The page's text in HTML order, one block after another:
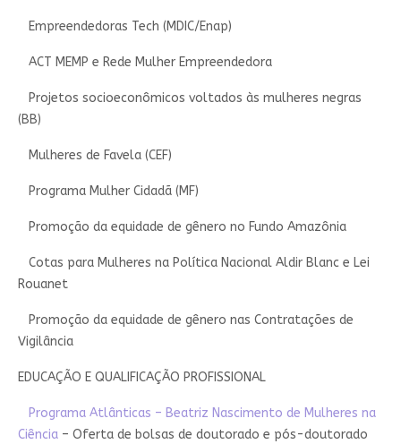
Empreendedoras Tech (MDIC/Enap)
ACT MEMP e Rede Mulher Empreendedora
Projetos socioeconômicos voltados às mulheres negras
(BB)
Mulheres de Favela (CEF)
Programa Mulher Cidadã (MF)
Promoção da equidade de gênero no Fundo Amazônia
Cotas para Mulheres na Política Nacional Aldir Blanc e Lei
Rouanet
Promoção da equidade de gênero nas Contratações de
Vigilância
EDUCAÇÃO E QUALIFICAÇÃO PROFISSIONAL
Programa Atlânticas – Beatriz Nascimento de Mulheres na
Ciência– Oferta de bolsas de doutorado e pós-doutorado